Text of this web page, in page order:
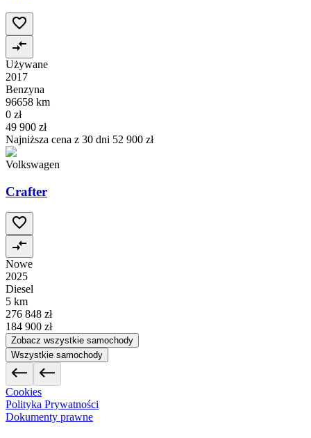
Używane
2017
Benzyna
96658 km
0 zł
49 900 zł
Najniższa cena z 30 dni 52 900 zł
Volkswagen
Crafter
Nowe
2025
Diesel
5 km
276 848 zł
184 900 zł
Zobacz wszystkie samochody
Wszystkie samochody
Cookies
Polityka Prywatności
Dokumenty prawne